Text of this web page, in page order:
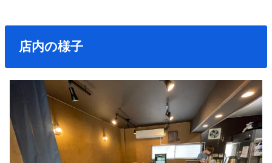
店内の様子